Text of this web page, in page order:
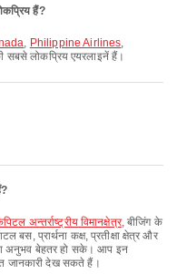
हैं?
, Philippine Airlines,
सबसे लोकप्रिय एयरलाइनें हैं।
अन्तर्राष्ट्रीय विमानक्षेत्र, बीजिंग के
प्रार्थना कक्ष, प्रतीक्षा क्षेत्र और
अनुभव बेहतर हो सके। आप इन
जानकारी देख सकते हैं।